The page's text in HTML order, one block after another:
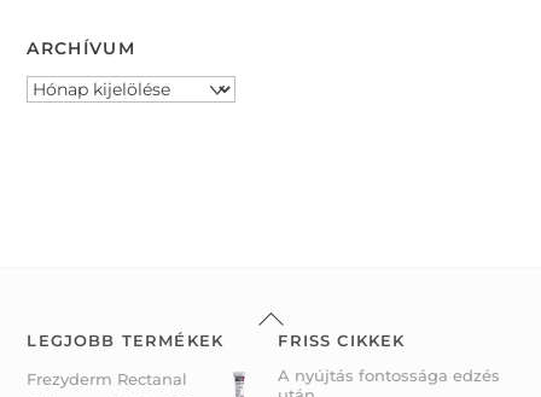
ARCHÍVUM
Archívum
Back
To
LEGJOBB TERMÉKEK
Frezyderm Rectanal
FRISS CIKKEK
A nyújtás fontossága edzés